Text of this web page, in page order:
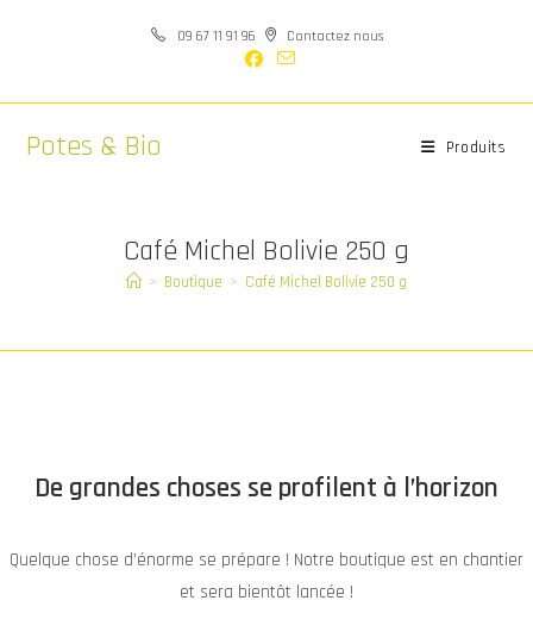
09 67 11 91 96 Contactez nous
Potes & Bio Produits
Café Michel Bolivie 250 g
> Boutique > Café Michel Bolivie 250 g
De grandes choses se profilent à l’horizon
Quelque chose d’énorme se prépare ! Notre boutique est en chantier
et sera bientôt lancée !